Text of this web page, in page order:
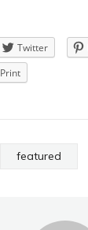
Twitter
Print
featured